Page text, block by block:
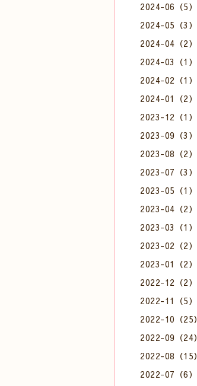
2024-06（5）
2024-05（3）
2024-04（2）
2024-03（1）
2024-02（1）
2024-01（2）
2023-12（1）
2023-09（3）
2023-08（2）
2023-07（3）
2023-05（1）
2023-04（2）
2023-03（1）
2023-02（2）
2023-01（2）
2022-12（2）
2022-11（5）
2022-10（25）
2022-09（24）
2022-08（15）
2022-07（6）